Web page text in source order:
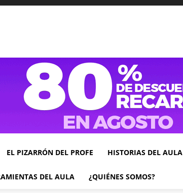
EL PIZARRÓN DEL PROFE HISTORIAS DEL AULA
DEL AULA ¿QUIÉNES SOMOS?